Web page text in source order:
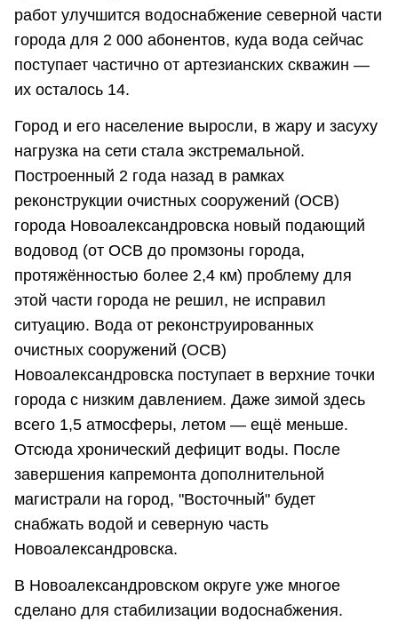
работ улучшится водоснабжение северной части
города для 2 000 абонентов, куда вода сейчас
поступает частично от артезианских скважин —
их осталось 14.
Город и его население выросли, в жару и засуху
нагрузка на сети стала экстремальной.
Построенный 2 года назад в рамках
реконструкции очистных сооружений (ОСВ)
города Новоалександровска новый подающий
водовод (от ОСВ до промзоны города,
протяжённостью более 2,4 км) проблему для
этой части города не решил, не исправил
ситуацию. Вода от реконструированных
очистных сооружений (ОСВ)
Новоалександровска поступает в верхние точки
города с низким давлением. Даже зимой здесь
всего 1,5 атмосферы, летом — ещё меньше.
Отсюда хронический дефицит воды. После
завершения капремонта дополнительной
магистрали на город, "Восточный" будет
снабжать водой и северную часть
Новоалександровска.
В Новоалександровском округе уже многое
сделано для стабилизации водоснабжения.